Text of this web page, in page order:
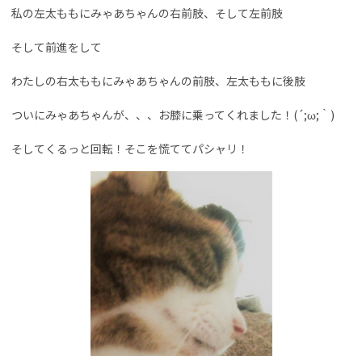
私の左太ももにみゃあちゃんの右前肢、そして左前肢
そして前進をして
わたしの右太ももにみゃあちゃんの前肢、左太ももに後肢
ついにみゃあちゃんが、、、お膝に乗ってくれました！(´;ω;｀)
そしてくるっと回転！そこを慌ててパシャリ！